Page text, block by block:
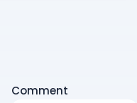
Comment